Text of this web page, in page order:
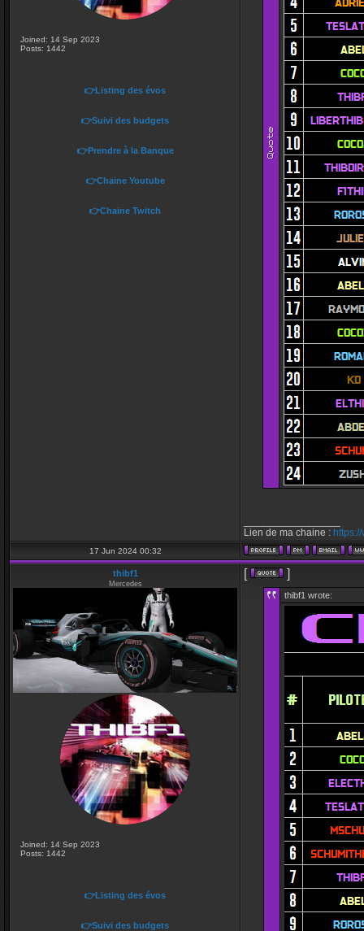
Joined: 14 Sep 2023
Posts: 1442
👉Listing des évos
👉Suivi des budgets
👉Prendre à la Banque
👉Chaine Youtube
👉Chaine Twitch
Lien de ma chaine :
17 Jun 2024 00:32
thibf1
Mercedes
Joined: 14 Sep 2023
Posts: 1442
👉Listing des évos
👉Suivi des budgets
[ ]
thibf1 wrote: